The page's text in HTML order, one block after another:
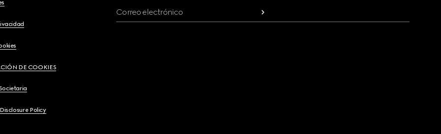
DE COOKIES
Policy
Correo electrónico